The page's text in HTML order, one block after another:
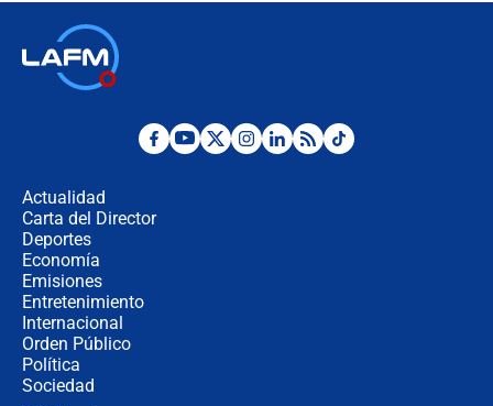
Posesión de Abelardo De La Espriella
Actualidad
Carta del Director
Deportes
Economía
Emisiones
Entretenimiento
Internacional
Orden Público
Política
Sociedad